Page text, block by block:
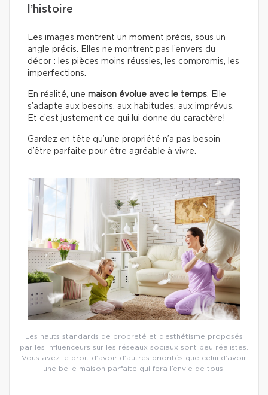
l’histoire
Les images montrent un moment précis, sous un
angle précis. Elles ne montrent pas l’envers du
décor : les pièces moins réussies, les compromis, les
imperfections.
En réalité, une maison évolue avec le temps . Elle
s’adapte aux besoins, aux habitudes, aux imprévus.
Et c’est justement ce qui lui donne du caractère!
Gardez en tête qu’une propriété n’a pas besoin
d’être parfaite pour être agréable à vivre.
Les hauts standards de propreté et d’esthétisme proposés
par les influenceurs sur les réseaux sociaux sont peu réalistes.
Vous avez le droit d’avoir d’autres priorités que celui d’avoir
une belle maison parfaite qui fera l’envie de tous.